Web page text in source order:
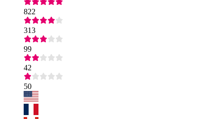
822
313
99
42
50